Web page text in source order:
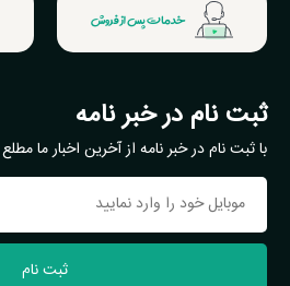
خدمات پس از فروش
ثبت نام در خبر نامه
با ثبت نام در خبر نامه از آخرین اخبار ما
ثبت نام